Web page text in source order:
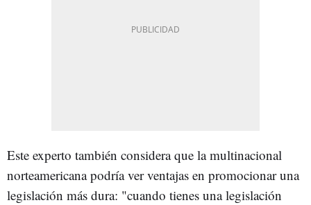
Este experto también considera que la multinacional
norteamericana podría ver ventajas en promocionar una
legislación más dura: "cuando tienes una legislación